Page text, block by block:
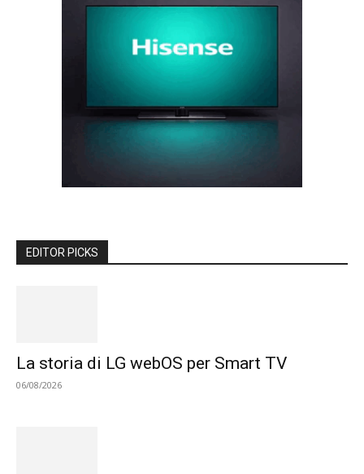
EDITOR PICKS
La storia di LG webOS per Smart TV
06/08/2026